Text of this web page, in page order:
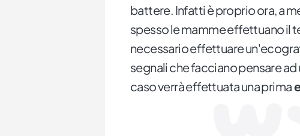
battere. Infatti è proprio ora, a
spesso le mamme effettuano il
necessario effettuare
segnali che facciano pensare
caso verrà effettuata una prima